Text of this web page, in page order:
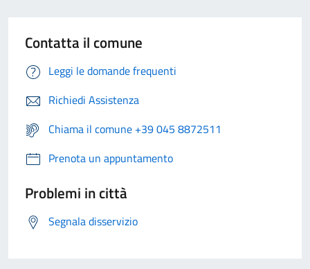
Contatta il comune
Leggi le domande frequenti
Richiedi Assistenza
Chiama il comune +39 045 8872511
Prenota un appuntamento
Problemi in città
Segnala disservizio